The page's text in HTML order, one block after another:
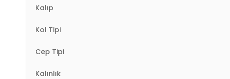
YERLİ ÜRETİM
Kalıp
Kol Tipi
Cep Tipi
Kalınlık